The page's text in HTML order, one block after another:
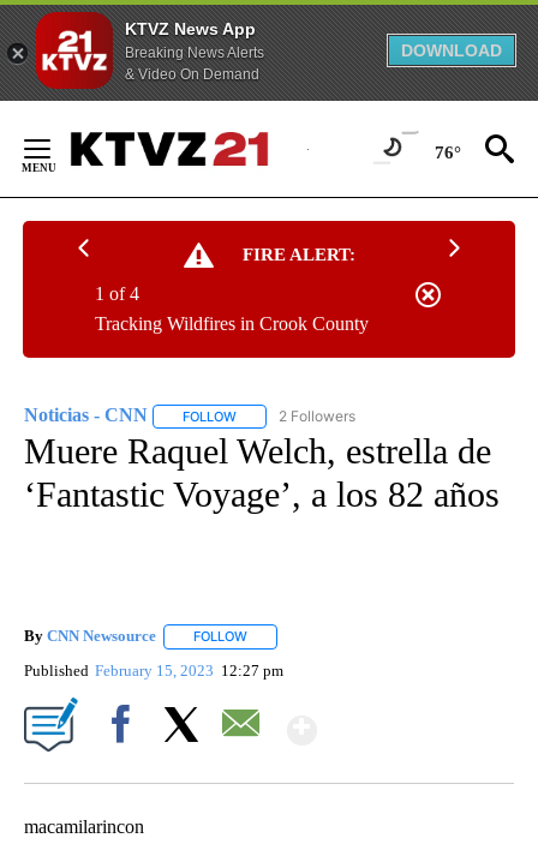
KTVZ News App
Breaking News Alerts
& Video On Demand
DOWNLOAD
Content
76°
FIRE ALERT:
Tracking Wildfires in Crook County
1 of 4
Noticias - CNN FOLLOW FOLLOW "NOTICIAS - CNN" TO RECEIVE
2 Followers
Muere Raquel Welch, estrella de
‘Fantastic Voyage’, a los 82 años
By CNN Newsource FOLLOW
Published February 15, 2023 12:27 pm
macamilarincon